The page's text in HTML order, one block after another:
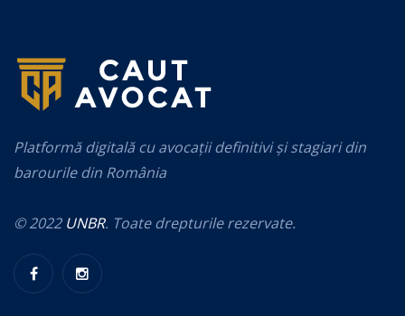
Platformă digitală cu avocații definitivi și stagiari din
barourile din România
© 2022 UNBR. Toate drepturile rezervate.